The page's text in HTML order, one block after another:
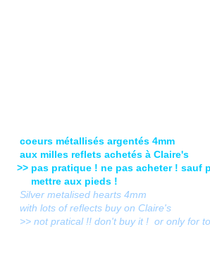
coeurs métallisés argentés 4mm
aux milles reflets achetés à Claire's
>> pas pratique ! ne pas acheter ! sauf
mettre aux pieds !
Silver metalised hearts 4mm
with lots of reflects buy on Claire's
>> not pratical !! don't buy it ! or only for